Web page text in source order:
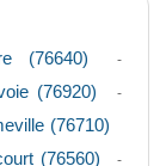
(76640) -
(76920) -
(76710)
(76560) -